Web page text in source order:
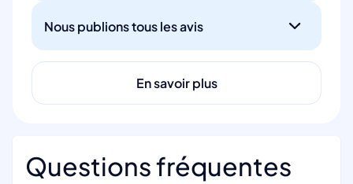
Nous publions tous les avis
En savoir plus
Questions fréquentes